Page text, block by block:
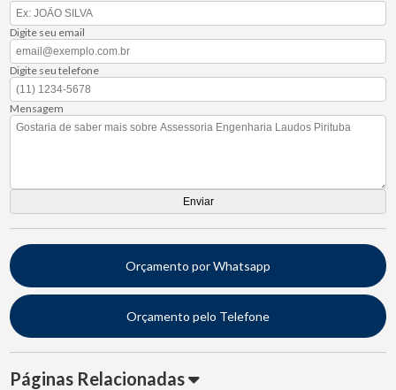
Digite seu email
Digite seu telefone
Mensagem
Orçamento por Whatsapp
Orçamento pelo Telefone
Páginas Relacionadas